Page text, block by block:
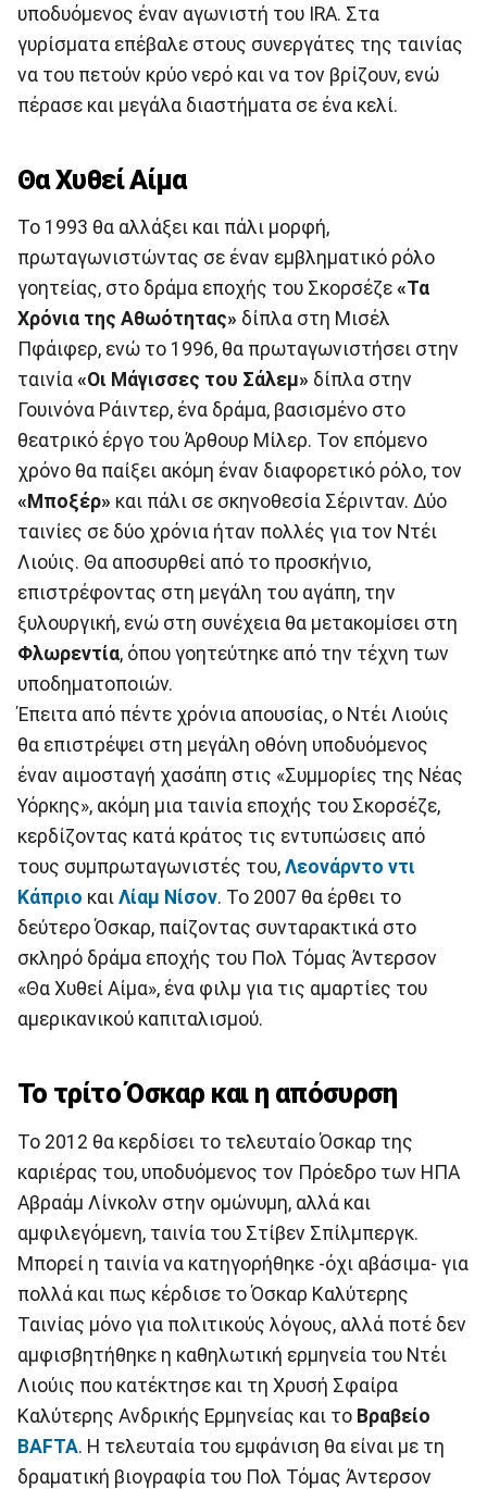
υποδυόμενος έναν αγωνιστή του IRΑ. Στα
γυρίσματα επέβαλε στους συνεργάτες της ταινίας
να του πετούν κρύο νερό και να τον βρίζουν, ενώ
πέρασε και μεγάλα διαστήματα σε ένα κελί.
Θα Χυθεί Αίμα
Το 1993 θα αλλάξει και πάλι μορφή,
πρωταγωνιστώντας σε έναν εμβληματικό ρόλο
γοητείας, στο δράμα εποχής του Σκορσέζε «Τα
Χρόνια της Αθωότητας» δίπλα στη Μισέλ
Πφάιφερ, ενώ το 1996, θα πρωταγωνιστήσει στην
ταινία «Οι Μάγισσες του Σάλεμ» δίπλα στην
Γουινόνα Ράιντερ, ένα δράμα, βασισμένο στο
θεατρικό έργο του Άρθουρ Μίλερ. Τον επόμενο
χρόνο θα παίξει ακόμη έναν διαφορετικό ρόλο, τον
«Μποξέρ» και πάλι σε σκηνοθεσία Σέρινταν. Δύο
ταινίες σε δύο χρόνια ήταν πολλές για τον Ντέι
Λιούις. Θα αποσυρθεί από το προσκήνιο,
επιστρέφοντας στη μεγάλη του αγάπη, την
ξυλουργική, ενώ στη συνέχεια θα μετακομίσει στη
Φλωρεντία, όπου γοητεύτηκε από την τέχνη των
υποδηματοποιών.
Έπειτα από πέντε χρόνια απουσίας, ο Ντέι Λιούις
θα επιστρέψει στη μεγάλη οθόνη υποδυόμενος
έναν αιμοσταγή χασάπη στις «Συμμορίες της Νέας
Υόρκης», ακόμη μια ταινία εποχής του Σκορσέζε,
κερδίζοντας κατά κράτος τις εντυπώσεις από
τους συμπρωταγωνιστές του, Λεονάρντο ντι
Κάπριο και Λίαμ Νίσον. Το 2007 θα έρθει το
δεύτερο Όσκαρ, παίζοντας συνταρακτικά στο
σκληρό δράμα εποχής του Πολ Τόμας Άντερσον
«Θα Χυθεί Αίμα», ένα φιλμ για τις αμαρτίες του
αμερικανικού καπιταλισμού.
Το τρίτο Όσκαρ και η απόσυρση
Το 2012 θα κερδίσει το τελευταίο Όσκαρ της
καριέρας του, υποδυόμενος τον Πρόεδρο των ΗΠΑ
Αβραάμ Λίνκολν στην ομώνυμη, αλλά και
αμφιλεγόμενη, ταινία του Στίβεν Σπίλμπεργκ.
Μπορεί η ταινία να κατηγορήθηκε -όχι αβάσιμα- για
πολλά και πως κέρδισε το Όσκαρ Καλύτερης
Ταινίας μόνο για πολιτικούς λόγους, αλλά ποτέ δεν
αμφισβητήθηκε η καθηλωτική ερμηνεία του Ντέι
Λιούις που κατέκτησε και τη Χρυσή Σφαίρα
Καλύτερης Ανδρικής Ερμηνείας και το Βραβείο
BAFTA. Η τελευταία του εμφάνιση θα είναι με τη
δραματική βιογραφία του Πολ Τόμας Άντερσον